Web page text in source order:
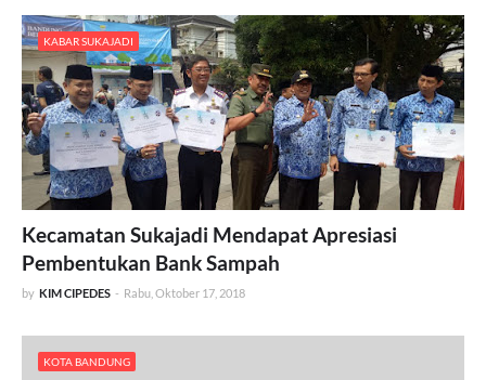
KABAR SUKAJADI
Kecamatan Sukajadi Mendapat Apresiasi
Pembentukan Bank Sampah
by KIM CIPEDES - Rabu, Oktober 17, 2018
KOTA BANDUNG